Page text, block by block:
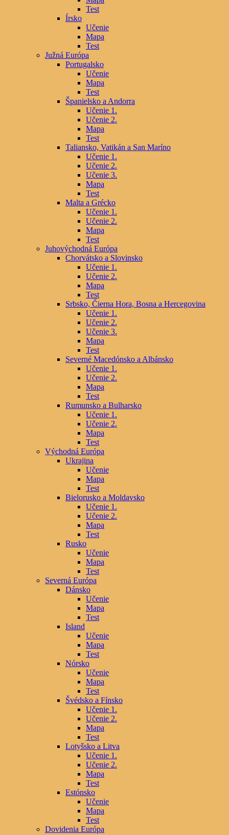
Test
Írsko
Učenie
Mapa
Test
Južná Európa
Portugalsko
Učenie
Mapa
Test
Španielsko a Andorra
Učenie 1.
Učenie 2.
Mapa
Test
Taliansko, Vatikán a San Maríno
Učenie 1.
Učenie 2.
Učenie 3.
Mapa
Test
Malta a Grécko
Učenie 1.
Učenie 2.
Mapa
Test
Juhovýchodná Európa
Chorvátsko a Slovinsko
Učenie 1.
Učenie 2.
Mapa
Test
Srbsko, Čierna Hora, Bosna a Hercegovina
Učenie 1.
Učenie 2.
Učenie 3.
Mapa
Test
Severné Macedónsko a Albánsko
Učenie 1.
Učenie 2.
Mapa
Test
Rumunsko a Bulharsko
Učenie 1.
Učenie 2.
Mapa
Test
Východná Európa
Ukrajina
Učenie
Mapa
Test
Bielorusko a Moldavsko
Učenie 1.
Učenie 2.
Mapa
Test
Rusko
Učenie
Mapa
Test
Severná Európa
Dánsko
Učenie
Mapa
Test
Island
Učenie
Mapa
Test
Nórsko
Učenie
Mapa
Test
Švédsko a Fínsko
Učenie 1.
Učenie 2.
Mapa
Test
Lotyšsko a Litva
Učenie 1.
Učenie 2.
Mapa
Test
Estónsko
Učenie
Mapa
Test
Dovidenia Európa